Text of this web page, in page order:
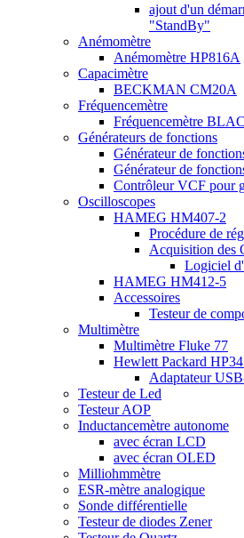
ajout d'un
"StandBy"
Anémomètre
Anémomètre HP816A
Capacimètre
BECKMAN CM20A
Fréquencemètre
Fréquencemètre
Générateurs de fonctions
Générateur de
Générateur de
Contrôleur VCF pour
Oscilloscopes
HAMEG HM407-2
Procédure de
Acquisition des
Logiciel
HAMEG HM412-5
Accessoires
Testeur de
Multimètre
Multimètre Fluke 77
Hewlett Packard
Adaptateur
Testeur de Led
Testeur AOP
Inductancemètre autonome
avec écran LCD
avec écran OLED
Milliohmmètre
ESR-mètre analogique
Sonde différentielle
Testeur de diodes Zener